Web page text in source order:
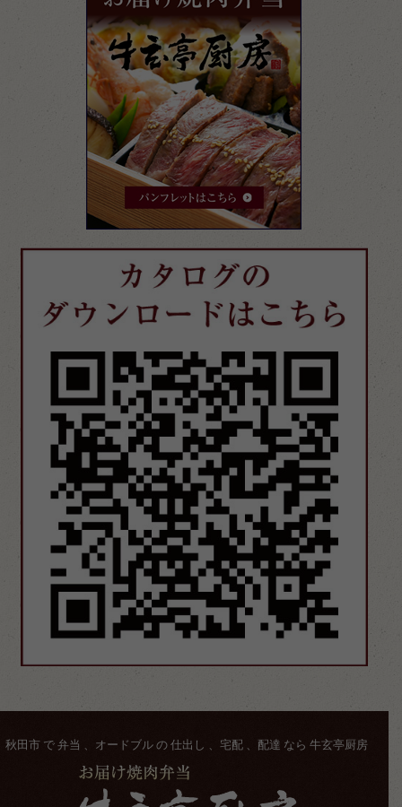
秋田市 で 弁当 、オードブル の 仕出し 、宅配 、配達 なら 牛玄亭厨房